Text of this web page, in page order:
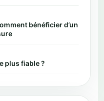
bénéficier d’un
plus fiable ?